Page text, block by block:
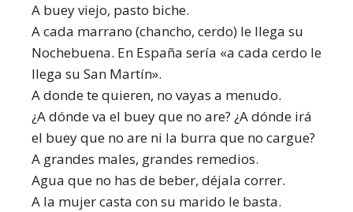
A buey viejo, pasto biche.
A cada marrano (chancho, cerdo) le llega su
Nochebuena. En España sería «a cada cerdo le
llega su San Martín».
A donde te quieren, no vayas a menudo.
¿A dónde va el buey que no are? ¿A dónde irá
el buey que no are ni la burra que no cargue?
A grandes males, grandes remedios.
Agua que no has de beber, déjala correr.
A la mujer casta con su marido le basta.